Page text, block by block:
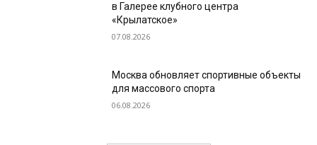
в Галерее клубного центра
«Крылатское»
07.08.2026
Москва обновляет спортивные объекты
для массового спорта
06.08.2026